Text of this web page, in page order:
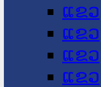
ແຂ
ແຂ
ແຂ
ແຂ